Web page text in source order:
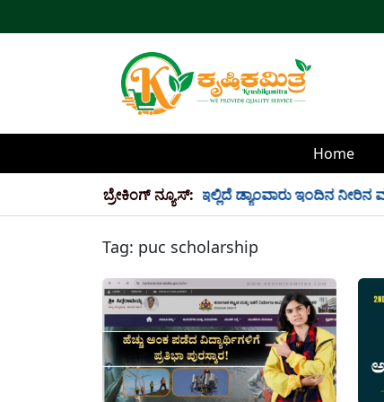
Home
ಬ್ರೇಕಿಂಗ್ ನ್ಯೂಸ್:
34 TMC ನೀರು ಸಂಗ್ರಹ! ಇಲ್ಲಿದೆ ಡ್ಯಾಂವಾರು ಇಂದಿನ ನೀರಿನ ಮಟ್ಟ!
Tag: puc scholarship